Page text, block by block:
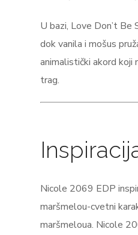
U bazi, Love Don’t Be
dok vanila i mošus
animalistički akord koji
trag.
Nicole 2069 EDP
maršmelou-cvetni
maršmeloua. Nicole